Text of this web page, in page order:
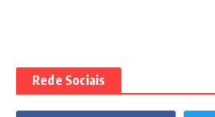
Rede Sociais